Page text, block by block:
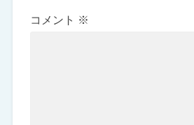
コメント ※